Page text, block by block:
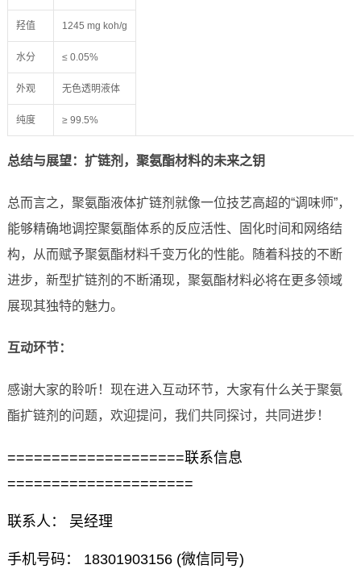
羟值 1245 mg koh/g
水分 ≤ 0.05%
外观 无色透明液体
纯度 ≥ 99.5%
总结与展望：扩链剂，聚氨酯材料的未来之钥
总而言之，聚氨酯液体扩链剂就像一位技艺高超的“调味师”，
能够精确地调控聚氨酯体系的反应活性、固化时间和网络结
构，从而赋予聚氨酯材料千变万化的性能。随着科技的不断
进步，新型扩链剂的不断涌现，聚氨酯材料必将在更多领域
展现其独特的魅力。
互动环节：
感谢大家的聆听！现在进入互动环节，大家有什么关于聚氨
酯扩链剂的问题，欢迎提问，我们共同探讨，共同进步！
====================联系信息
=====================
联系人： 吴经理
手机号码： 18301903156 (微信同号)